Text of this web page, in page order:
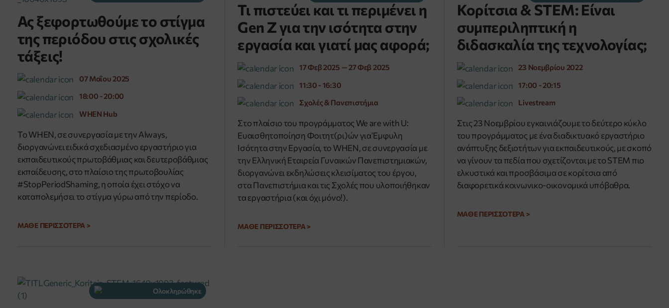
Ας ξεφορτωθούμε το στίγμα
της περιόδου στις σχολικές
τάξεις!
07 Μαΐου 2025
18:00 - 20:00
WHEN Hub
​Το WHEN, σε συνεργασία με την Always,
διοργανώνει ειδικά σχεδιασμένο εργαστήριο για
εκπαιδευτικούς πρωτοβάθμιας και δευτεροβάθμιας
εκπαίδευσης, στο πλαίσιο της πρωτοβουλίας
#StopPeriodShaming, η οποία έχει στόχο να
καταπολεμήσει το στίγμα γύρω από την περίοδο.
ΜΑΘΕ ΠΕΡΙΣΣΟΤΕΡΑ >
Τι πιστεύει και τι περιμένει η
Gen Z για την ισότητα στην
εργασία και γιατί μας αφορά;
17 Φεβ 2025 — 27 Φεβ 2025
11:30 - 16:30
Σχολές & Πανεπιστήμια
Στο πλαίσιο του προγράμματος We are with U:
Ευαισθητοποίηση Φοιτητ(ρι)ών για Έμφυλη
Ισότητα στην Εργασία, το WHEN, σε συνεργασία με
την Ελληνική Εταιρεία Γυναικών Πανεπιστημιακών,
διοργανώνει εκδηλώσεις κλεισίματος του έργου,
στα Πανεπιστήμια και τις Σχολές που υλοποιήθηκαν
τα εργαστήρια (και όχι μόνο!).
ΜΑΘΕ ΠΕΡΙΣΣΟΤΕΡΑ >
Κορίτσια & STEM: Είναι
συμπεριληπτική η
διδασκαλία της τεχνολογίας;
23 Νοεμβρίου 2022
17:00 - 20:15
Livestream
Στις 23 Νοεμβρίου εγκαινιάζουμε το δεύτερο κύκλο
του προγράμματος με ένα διαδικτυακό εργαστήριο
ανάπτυξης δεξιοτήτων για εκπαιδευτικούς, με σκοπό
να γίνουν τα πεδία που σχετίζονται με το STEM πιο
ελκυστικά και προσβάσιμα σε κορίτσια από
διαφορετικά κοινωνικο-οικονομικά υπόβαθρα.
ΜΑΘΕ ΠΕΡΙΣΣΟΤΕΡΑ >
Ολοκληρώθηκε